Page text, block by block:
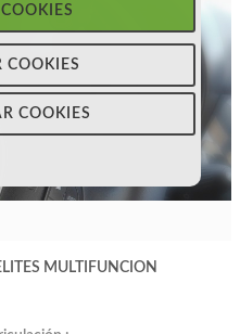
MULTIFUNCION
COOKIES
COOKIES